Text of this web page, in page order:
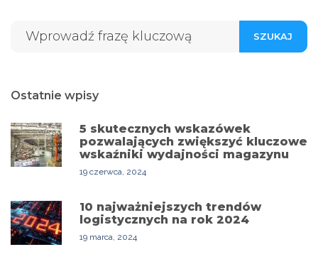
SZUKAJ
Ostatnie wpisy
5 skutecznych wskazówek
pozwalających zwiększyć kluczowe
wskaźniki wydajności magazynu
19 czerwca, 2024
10 najważniejszych trendów
logistycznych na rok 2024
19 marca, 2024